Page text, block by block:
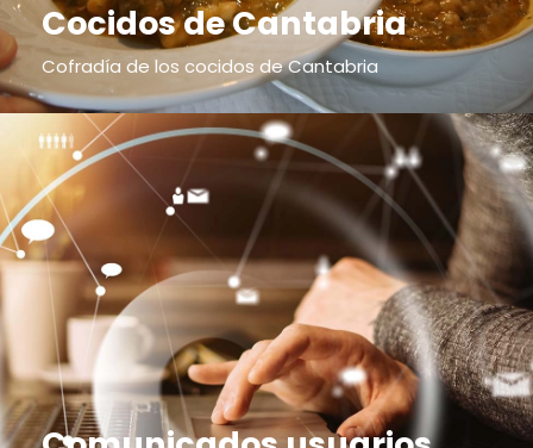
Cocidos de Cantabria
Cofradía de los cocidos de Cantabria